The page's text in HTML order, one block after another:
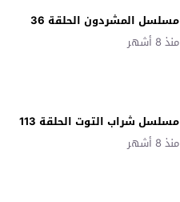
مسلسل المشردون الحلقة 36
منذ 8 أشهر
مسلسل شراب التوت الحلقة 113
منذ 8 أشهر